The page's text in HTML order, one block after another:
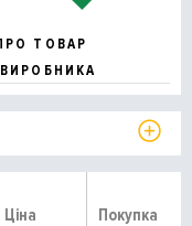
ТОВАР
Ціна Покупка